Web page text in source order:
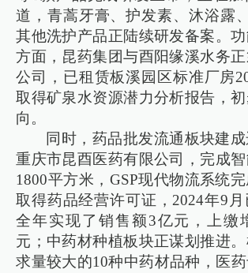
道，青蒿牙膏、护发素、沐浴露
其他洗护产品正陆续研发备案。功
方面，昆药集团与酉阳缘溪水务
公司，已租赁板溪园区标准厂房
取得矿泉水资源潜力分析报告，
向。
同时，药品批发流通板块建
重庆市昆酉医药有限公司，完成
1800平方米，GSP现代物流系统
取得药品经营许可证，2024年9月
全年实现了销售额3亿元，上缴
元；中药材种植板块正谋划推进
求量较大的10种中药材品种，医